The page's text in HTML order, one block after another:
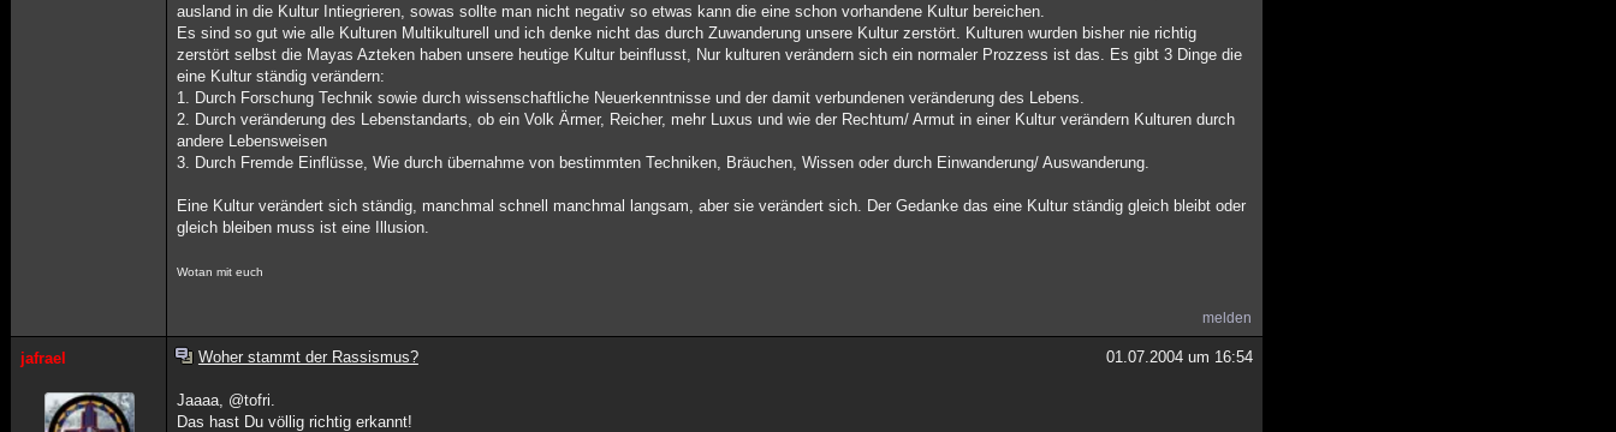
ausland in die Kultur Intiegrieren, sowas sollte man nicht negativ so etwas kann die eine schon vorhandene Kultur bereichen.
Es sind so gut wie alle Kulturen Multikulturell und ich denke nicht das durch Zuwanderung unsere Kultur zerstört. Kulturen wurden bisher nie richtig
zerstört selbst die Mayas Azteken haben unsere heutige Kultur beinflusst, Nur kulturen verändern sich ein normaler Prozzess ist das. Es gibt 3 Dinge die
eine Kultur ständig verändern:
1. Durch Forschung Technik sowie durch wissenschaftliche Neuerkenntnisse und der damit verbundenen veränderung des Lebens.
2. Durch veränderung des Lebenstandarts, ob ein Volk Ärmer, Reicher, mehr Luxus und wie der Rechtum/ Armut in einer Kultur verändern Kulturen durch
andere Lebensweisen
3. Durch Fremde Einflüsse, Wie durch übernahme von bestimmten Techniken, Bräuchen, Wissen oder durch Einwanderung/ Auswanderung.
Eine Kultur verändert sich ständig, manchmal schnell manchmal langsam, aber sie verändert sich. Der Gedanke das eine Kultur ständig gleich bleibt oder
gleich bleiben muss ist eine Illusion.
Wotan mit euch
melden
jafrael Woher stammt der Rassismus? 01.07.2004 um 16:54
Jaaaa, @tofri.
Das hast Du völlig richtig erkannt!